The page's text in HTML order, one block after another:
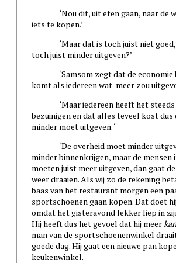
‘Nou dit, uit eten gaan, naar de
iets te kopen.’
‘Maar dat is toch juist niet goed,
toch juist minder uitgeven?’
‘Samsom zegt dat de economie
komt als iedereen wat meer zou
‘Maar iedereen heeft het steeds
bezuinigen en dat alles teveel kost dus
minder moet uitgeven. ‘
‘De overheid moet minder
minder binnenkrijgen, maar de mensen
moeten juist meer uitgeven, dan gaat
weer draaien. Als wij zo de rekening
baas van het restaurant morgen een
sportschoenen gaan kopen. Dat doet
omdat het gisteravond lekker liep in
Hij heeft dus het gevoel dat hij meer kan
man van de sportschoenenwinkel
goede dag. Hij gaat een nieuwe pan
keukenwinkel.